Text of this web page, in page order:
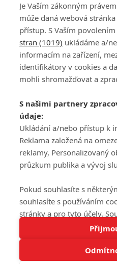
Tato stránka používá
Rozumím
DISKUZE
Šéfredaktorkou webu jePetr
Máte-li zájem o inzerci na
Ochrana osobních údajů|Zásady
Upravit
© 2016 – 2026
Je Vaším zákonným
může daná webová
přístup. S Vaším
stran (1019) ukládáme a/
informacím na zařízení,
identifikátory v cookies a
mohli shromažďovat a
S našimi partnery
údaje:
Ukládání a/nebo přístup k
Reklama založená na
reklamy, Personalizovaný
průzkum publika a vývoj
Pokud souhlasíte s
souhlasíte s používáním
stránky a pro tyto účely.
odmítnout, ale v takovém
nebudou k dispozici
Vaše volby souhlasu se